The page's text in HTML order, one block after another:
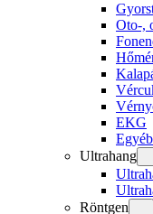
Oto-,
EKG
Egyéb
Ultrahang
Röntgen